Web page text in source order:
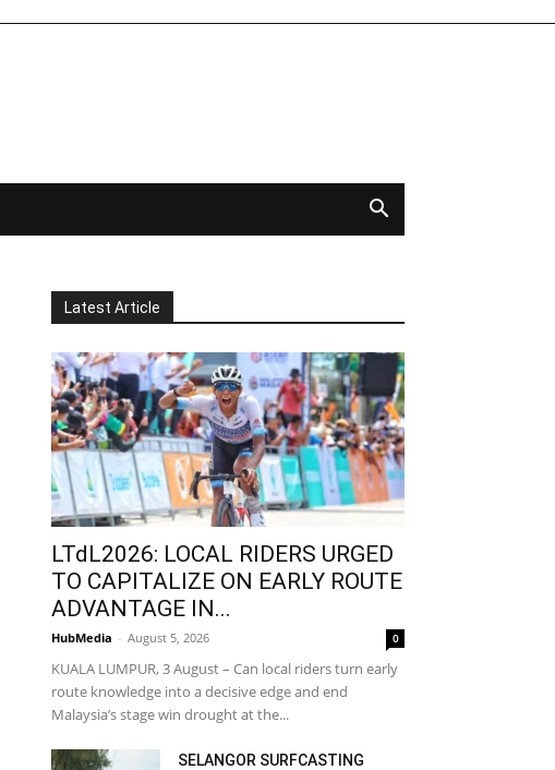
Latest Article
LTdL2026: LOCAL RIDERS URGED
TO CAPITALIZE ON EARLY ROUTE
ADVANTAGE IN...
HubMedia - August 5, 2026 0
KUALA LUMPUR, 3 August – Can local riders turn early
route knowledge into a decisive edge and end
Malaysia’s stage win drought at the...
SELANGOR SURFCASTING